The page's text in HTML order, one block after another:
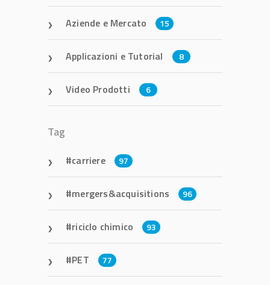
Aziende e Mercato 15
Applicazioni e Tutorial 8
Video Prodotti 6
Tag
carriere 97
mergers&acquisitions 96
riciclo chimico 93
PET 77